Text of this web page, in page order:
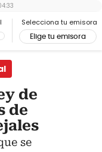
Selecciona tu emisora
Elige tu emisora
de
de
se